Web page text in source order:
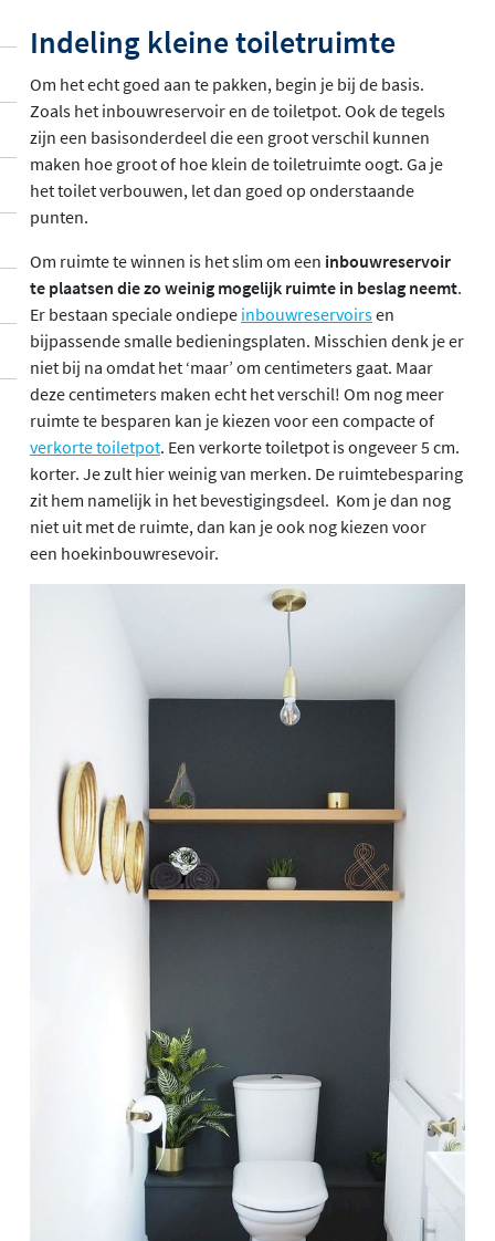
Indeling kleine toiletruimte
Om het echt goed aan te pakken, begin je bij de basis.
Zoals het inbouwreservoir en de toiletpot. Ook de tegels
zijn een basisonderdeel die een groot verschil kunnen
maken hoe groot of hoe klein de toiletruimte oogt. Ga je
het toilet verbouwen, let dan goed op onderstaande
punten.
Om ruimte te winnen is het slim om een inbouwreservoir
te plaatsen die zo weinig mogelijk ruimte in beslag neemt.
Er bestaan speciale ondiepe inbouwreservoirsen
bijpassende smalle bedieningsplaten. Misschien denk je er
niet bij na omdat het ‘maar’ om centimeters gaat. Maar
deze centimeters maken echt het verschil! Om nog meer
ruimte te besparen kan je kiezen voor een compacte of
verkorte toiletpot. Een verkorte toiletpot is ongeveer 5 cm.
korter. Je zult hier weinig van merken. De ruimtebesparing
zit hem namelijk in het bevestigingsdeel. Kom je dan nog
niet uit met de ruimte, dan kan je ook nog kiezen voor
een hoekinbouwresevoir.